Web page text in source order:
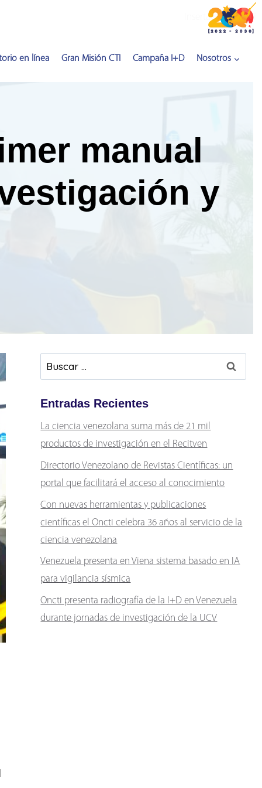
Inserta HTML aquí
en línea Gran Misión CTI Campaña I+D Nosotros
manual
y
Buscar:
Entradas Recientes
La ciencia venezolana suma más de 21 mil
productos de investigación en el Recitven
Directorio Venezolano de Revistas Científicas: un
portal que facilitará el acceso al conocimiento
Con nuevas herramientas y publicaciones
científicas el Oncti celebra 36 años al servicio de la
ciencia venezolana
Venezuela presenta en Viena sistema basado en IA
para vigilancia sísmica
Oncti presenta radiografía de la I+D en Venezuela
durante jornadas de investigación de la UCV